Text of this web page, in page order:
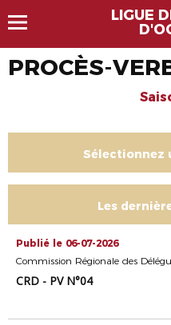
LIGUE
PROCÈS-
Sélectionnez
Les
Publié le 06-07-2026
Commission Régionale des
CRD - PV N°04